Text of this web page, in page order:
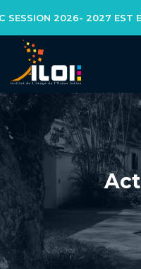
2026- 2027 EST
L’INSTITUT
Notre réseau
Notre équipe
Actualités